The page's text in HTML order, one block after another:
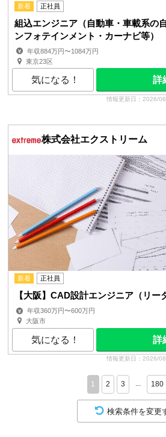
新着 正社員
組込エンジニア（自動車・車載系の
ンフォテインメント・カーナビ等）
年収884万円〜1084万円
東京23区
気になる！ 詳
情報更新日：2026/
株式会社エクストリーム
新着 正社員
【大阪】CAD設計エンジニア（リー
年収360万円〜600万円
大阪市
気になる！ 詳
情報更新日：2026/
1 2 3 ... 180
検索条件を変更